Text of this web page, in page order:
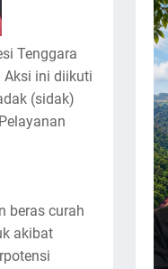
Tenggara
Aksi ini diikuti
(sidak)
beras curah
akibat